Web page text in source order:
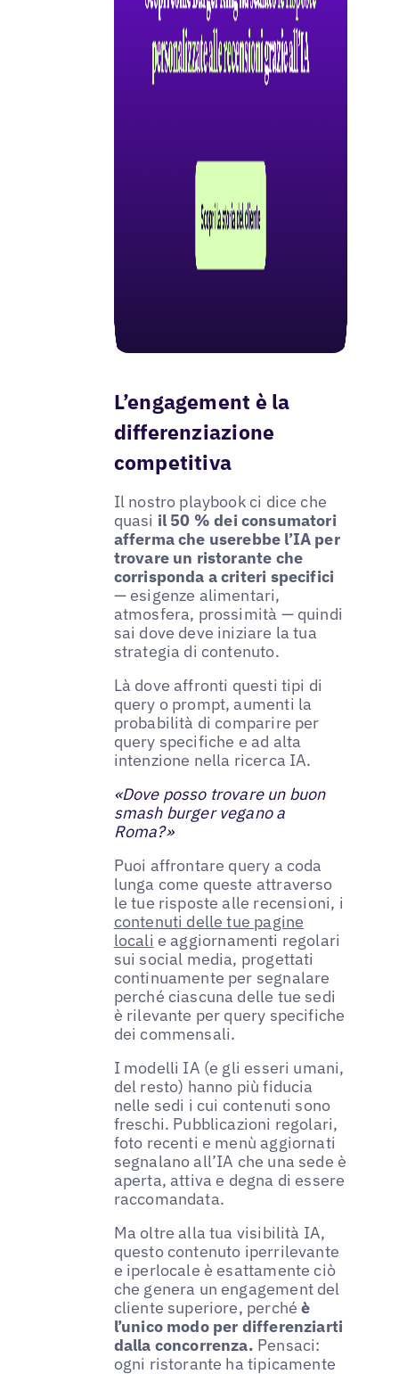
L’engagement è la
differenziazione
competitiva
Il nostro playbook ci dice che
quasi il 50 % dei consumatori
afferma che userebbe l’IA per
trovare un ristorante che
corrisponda a criteri specifici
— esigenze alimentari,
atmosfera, prossimità — quindi
sai dove deve iniziare la tua
strategia di contenuto.
Là dove affronti questi tipi di
query o prompt, aumenti la
probabilità di comparire per
query specifiche e ad alta
intenzione nella ricerca IA.
«Dove posso trovare un buon
smash burger vegano a
Roma?»
Puoi affrontare query a coda
lunga come queste attraverso
le tue risposte alle recensioni, i
contenuti delle tue pagine
locali e aggiornamenti regolari
sui social media, progettati
continuamente per segnalare
perché ciascuna delle tue sedi
è rilevante per query specifiche
dei commensali.
I modelli IA (e gli esseri umani,
del resto) hanno più fiducia
nelle sedi i cui contenuti sono
freschi. Pubblicazioni regolari,
foto recenti e menù aggiornati
segnalano all’IA che una sede è
aperta, attiva e degna di essere
raccomandata.
Ma oltre alla tua visibilità IA,
questo contenuto iperrilevante
e iperlocale è esattamente ciò
che genera un engagement del
cliente superiore, perchéè
l’unico modo per differenziarti
dalla concorrenza. Pensaci:
ogni ristorante ha tipicamente